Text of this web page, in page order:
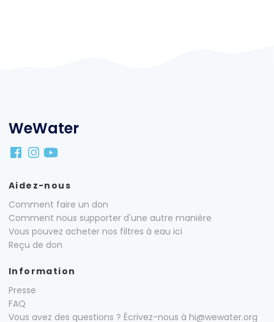
WeWater
Aidez-nous
Comment faire un don
Comment nous supporter d'une autre manière
Vous pouvez acheter nos filtres à eau ici
Reçu de don
Information
Presse
FAQ
Vous avez des questions ? Écrivez-nous à hi@wewater.org